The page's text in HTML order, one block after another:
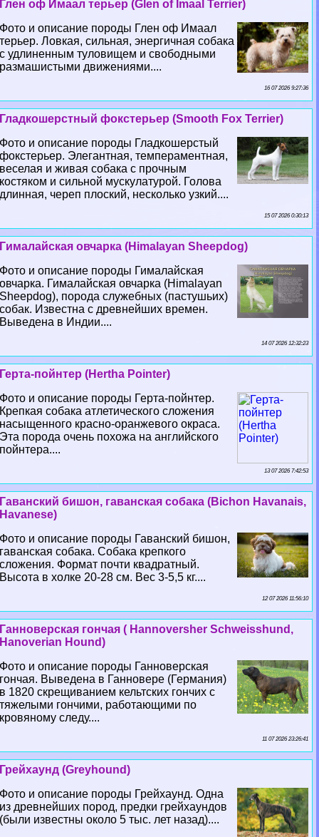
Глен оф Имаал терьер (Glen of Imaal Terrier)
Фото и описание породы Глен оф Имаал
терьер. Ловкая, сильная, энергичная собака
с удлиненным туловищем и свободными
размашистыми движениями....
16 07 2026 9:27:36
Гладкошерстный фокстерьер (Smooth Fox Terrier)
Фото и описание породы Гладкошерстый
фокстерьер. Элегантная, темпераментная,
веселая и живая собака с прочным
костяком и сильной мускулатурой. Голова
длинная, череп плоский, несколько узкий....
15 07 2026 0:30:13
Гималайская овчарка (Himalayan Sheepdog)
Фото и описание породы Гималайская
овчарка. Гималайская овчарка (Himalayan
Sheepdog), порода служебных (пастушьих)
собак. Известна с древнейших времен.
Выведена в Индии....
14 07 2026 12:32:23
Герта-пойнтер (Hertha Pointer)
Фото и описание породы Герта-пойнтер.
Крепкая собака атлетического сложения
насыщенного красно-оранжевого окраса.
Эта порода очень похожа на английского
пойнтера....
13 07 2026 7:42:53
Гаванский бишон, гаванская собака (Bichon Havanais,
Havanese)
Фото и описание породы Гаванский бишон,
гаванская собака. Собака крепкого
сложения. Формат почти квадратный.
Высота в холке 20-28 см. Вес 3-5,5 кг....
12 07 2026 11:56:10
Ганноверская гончая ( Hannoversher Schweisshund,
Hanoverian Hound)
Фото и описание породы Ганноверская
гончая. Выведена в Ганновере (Германия)
в 1820 скрещиванием кельтских гончих с
тяжелыми гончими, работающими по
кровяному следу....
11 07 2026 23:26:41
Грейхаунд (Greyhound)
Фото и описание породы Грейхаунд. Одна
из древнейших пород, предки грейхаундов
(были известны около 5 тыс. лет назад)....